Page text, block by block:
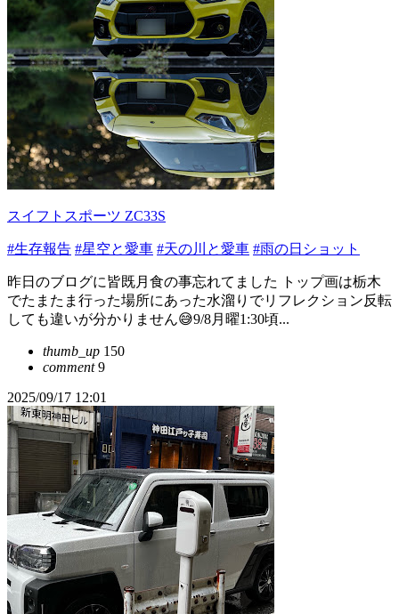
スイフトスポーツ ZC33S
#生存報告 #星空と愛車 #天の川と愛車 #雨の日ショット
昨日のブログに皆既月食の事忘れてました トップ画は栃木
でたまたま行った場所にあった水溜りでリフレクション反転
しても違いが分かりません😅9/8月曜1:30頃...
thumb_up 150
comment9
2025/09/17 12:01